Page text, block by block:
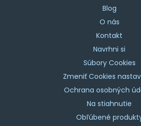
Blog
O nás
Kontakt
Navrhni si
Súbory Cookies
Zmeniť Cookies
Ochrana osobných
Na stiahnutie
Obľúbené